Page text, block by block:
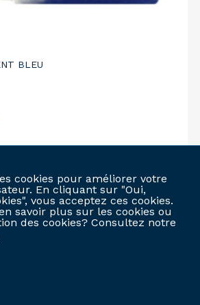
BLEU
VOUS POUR COMMANDER
cookies pour améliorer votre
En cliquant sur "Oui,
vous acceptez ces cookies.
savoir plus sur les cookies ou
des cookies? Consultez notre